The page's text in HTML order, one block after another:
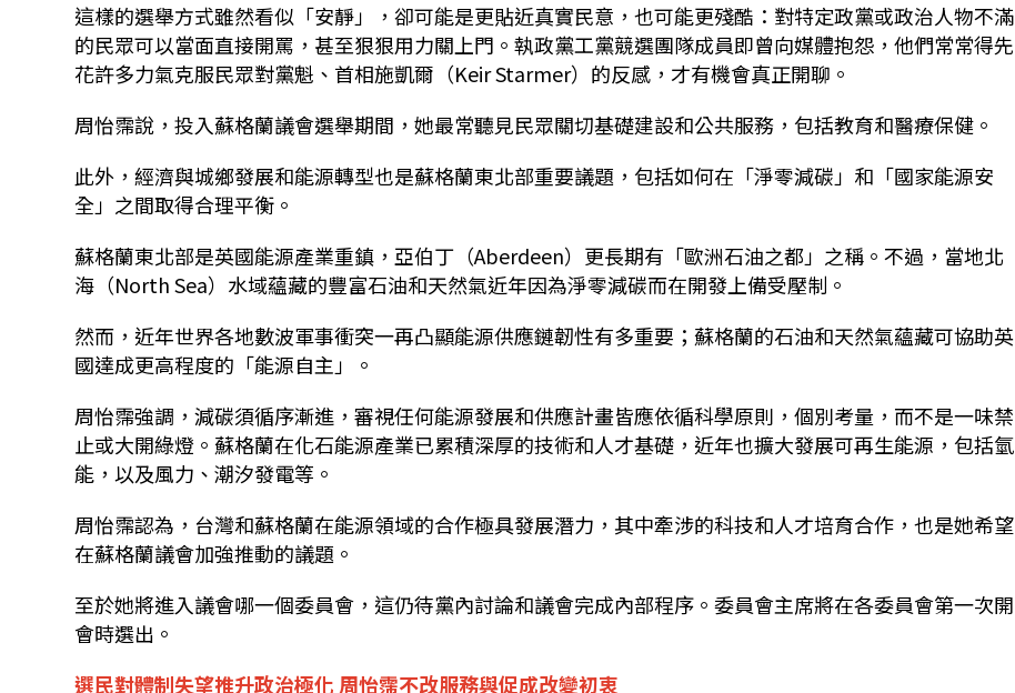
這樣的選舉方式雖然看似「安靜」，卻可能是更貼近真實民意，也可能更殘酷：對特定政黨或政治人物不滿
的民眾可以當面直接開罵，甚至狠狠用力關上門。執政黨工黨競選團隊成員即曾向媒體抱怨，他們常常得先
花許多力氣克服民眾對黨魁、首相施凱爾（Keir Starmer）的反感，才有機會真正開聊。
周怡霈說，投入蘇格蘭議會選舉期間，她最常聽見民眾關切基礎建設和公共服務，包括教育和醫療保健。
此外，經濟與城鄉發展和能源轉型也是蘇格蘭東北部重要議題，包括如何在「淨零減碳」和「國家能源安
全」之間取得合理平衡。
蘇格蘭東北部是英國能源產業重鎮，亞伯丁（Aberdeen）更長期有「歐洲石油之都」之稱。不過，當地北
海（North Sea）水域蘊藏的豐富石油和天然氣近年因為淨零減碳而在開發上備受壓制。
然而，近年世界各地數波軍事衝突一再凸顯能源供應鏈韌性有多重要；蘇格蘭的石油和天然氣蘊藏可協助英
國達成更高程度的「能源自主」。
周怡霈強調，減碳須循序漸進，審視任何能源發展和供應計畫皆應依循科學原則，個別考量，而不是一味禁
止或大開綠燈。蘇格蘭在化石能源產業已累積深厚的技術和人才基礎，近年也擴大發展可再生能源，包括氫
能，以及風力、潮汐發電等。
周怡霈認為，台灣和蘇格蘭在能源領域的合作極具發展潛力，其中牽涉的科技和人才培育合作，也是她希望
在蘇格蘭議會加強推動的議題。
至於她將進入議會哪一個委員會，這仍待黨內討論和議會完成內部程序。委員會主席將在各委員會第一次開
會時選出。
選民對體制失望推升政治極化 周怡霈不改服務與促成改變初衷